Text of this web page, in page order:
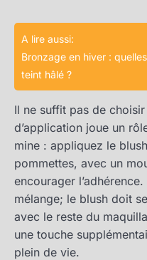
A lire aussi:
Bronzage en hiver :
teint hâlé ?
Il ne suffit pas de
d’application joue un
mine : appliquez le
pommettes, avec un
encourager
mélange; le blush doit
avec le reste du
une touche
plein de vie.